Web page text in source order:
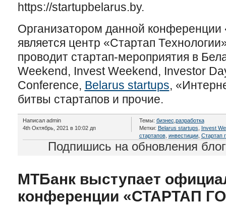
https://startupbelarus.by.
Организатором данной
является центр «Стартап
проводит стартап-мероприятия в
Weekend, Invest Weekend, Investor
Conference, Belarus startups,
битвы стартапов и прочие.
Написал admin
4th Октябрь, 2021 в 10:02 дп
Темы: бизнес разработка
Метки: Belarus startups
Invest
стартапов, инвестиции, Стартап
Подпишись на обновления
МТБанк выступает
конференции «СТАРТАП